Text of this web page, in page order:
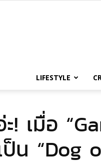
LIFESTYLE
! เมื่อ
น “Dog